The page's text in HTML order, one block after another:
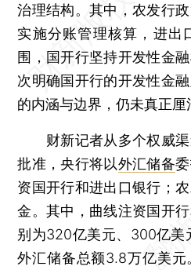
治理结构。其中，农发行
实施分账管理核算，进出
围，国开行坚持开发性金
次明确国开行的开发性金
的内涵与边界，仍未真正厘
财新记者从多个权威渠
批准，央行将以外汇储备
资国开行和进出口银行；
金。其中，曲线注资国开
别为320亿美元、300亿美
外汇储备总额3.8万亿美